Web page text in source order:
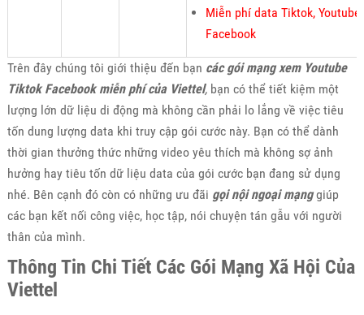
Miễn phí data Tiktok, Youtube,
Facebook
Trên đây chúng tôi giới thiệu đến bạn các gói mạng xem Youtube
Tiktok Facebook miễn phí của Viettel, bạn có thể tiết kiệm một
lượng lớn dữ liệu di động mà không cần phải lo lắng về việc tiêu
tốn dung lượng data khi truy cập gói cước này. Bạn có thể dành
thời gian thưởng thức những video yêu thích mà không sợ ảnh
hưởng hay tiêu tốn dữ liệu data của gói cước bạn đang sử dụng
nhé. Bên cạnh đó còn có những ưu đãi gọi nội ngoại mạnggiúp
các bạn kết nối công việc, học tập, nói chuyện tán gẫu với người
thân của mình.
Thông Tin Chi Tiết Các Gói Mạng Xã Hội Của
Viettel